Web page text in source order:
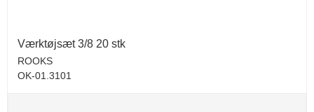
Værktøjsæt 3/8 20 stk
ROOKS
OK-01.3101